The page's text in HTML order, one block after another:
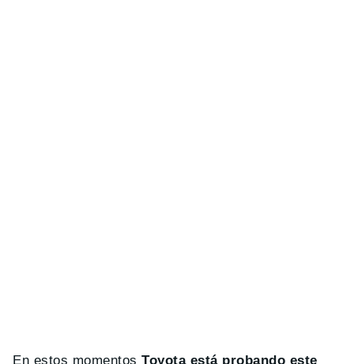
En estos momentosToyota está probando este